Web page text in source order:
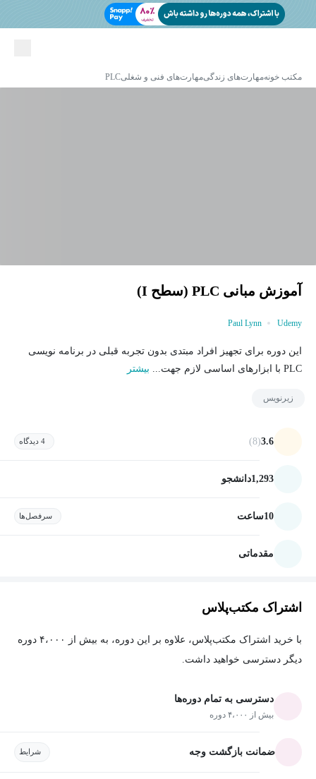
مکتب خونهمهارت‌های زندگیمهارت‌های فنی و شغلیPLC
آموزش مبانی PLC (سطح I)
Udemy
Paul Lynn
این دوره برای تجهیز افراد مبتدی بدون تجربه قبلی در برنامه نویسی
PLC با ابزارهای اساسی لازم جهت...
بیشتر
زیرنویس
3.6
(8) 4 دیدگاه
1,293دانشجو
10ساعت سرفصل‌ها
مقدماتی
اشتراک مکتب‌پلاس
با خرید اشتراک مکتب‌پلاس، علاوه بر این دوره، به بیش از ۴،۰۰۰ دوره
دیگر دسترسی خواهید داشت.
دسترسی به تمام دوره‌ها
بیش از ۴،۰۰۰ دوره
ضمانت بازگشت وجه شرایط